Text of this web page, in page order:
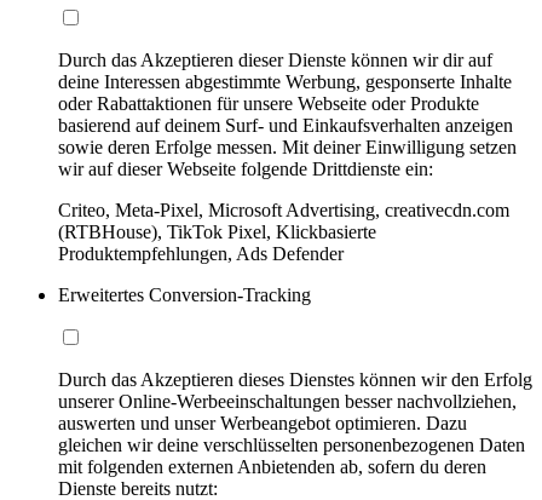
Durch das Akzeptieren dieser Dienste können wir dir auf
deine Interessen abgestimmte Werbung, gesponserte Inhalte
oder Rabattaktionen für unsere Webseite oder Produkte
basierend auf deinem Surf- und Einkaufsverhalten anzeigen
sowie deren Erfolge messen. Mit deiner Einwilligung setzen
wir auf dieser Webseite folgende Drittdienste ein:
Criteo, Meta-Pixel, Microsoft Advertising, creativecdn.com
(RTBHouse), TikTok Pixel, Klickbasierte
Produktempfehlungen, Ads Defender
Erweitertes Conversion-Tracking
Durch das Akzeptieren dieses Dienstes können wir den Erfolg
unserer Online-Werbeeinschaltungen besser nachvollziehen,
auswerten und unser Werbeangebot optimieren. Dazu
gleichen wir deine verschlüsselten personenbezogenen Daten
mit folgenden externen Anbietenden ab, sofern du deren
Dienste bereits nutzt: